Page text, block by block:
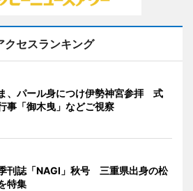
クセスランキング
、パール身につけ伊勢神宮参拝 式
事「御木曳」などご視察
刊誌「NAGI」秋号 三重県出身の松
特集